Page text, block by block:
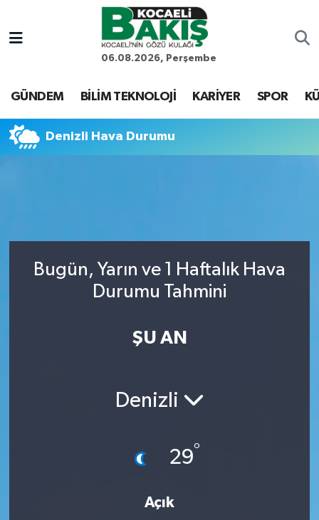
06.08.2026, Perşembe
GÜNDEM BİLİM TEKNOLOJİ KARİYER SPOR
Denizli Hava Durumu
Bugün, Yarın ve 1 Haftalık Hava
Durumu Tahmini
ŞU AN
Denizli
29°
Açık
Kocaeli Nöbetçi Eczaneler
Kocaeli Hava Durumu
Haber Arşivi